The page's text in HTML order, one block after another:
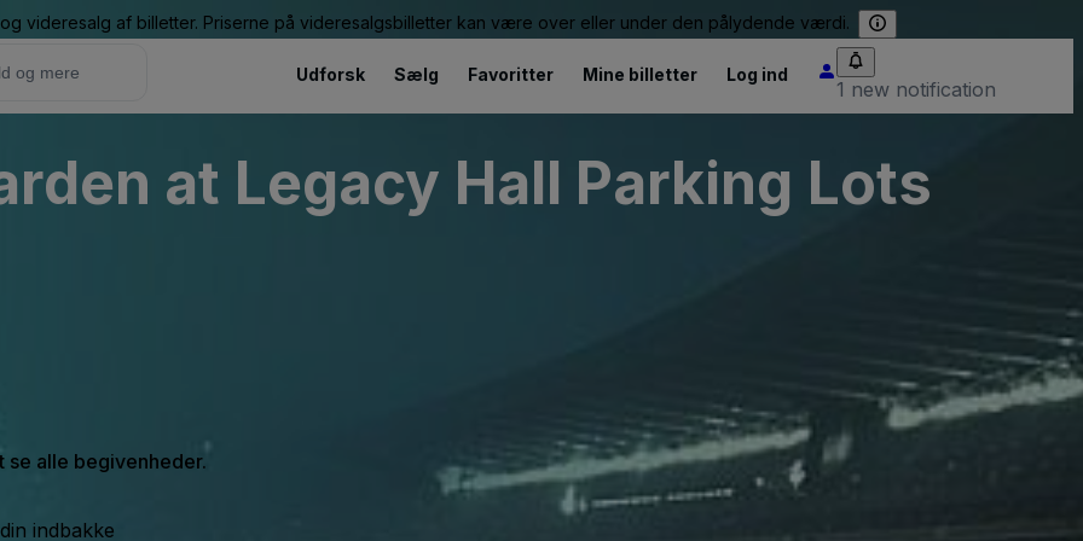
videresalg af billetter. Priserne på videresalgsbilletter kan være over eller under den pålydende værdi.
Udforsk Sælg Favoritter Mine billetter Log ind
1 new notification
at Legacy Hall Parking Lots
alle begivenheder.
indbakke